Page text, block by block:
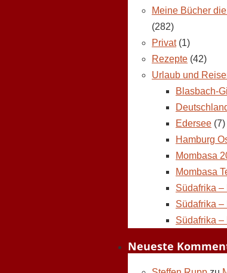
Meine Bücher
(282)
Privat(1)
Rezepte (42)
Urlaub und
Blasbach-
Edersee (7)
Hamburg
Mombasa
Mombasa
Südafrika –
Südafrika –
Südafrika –
Neueste